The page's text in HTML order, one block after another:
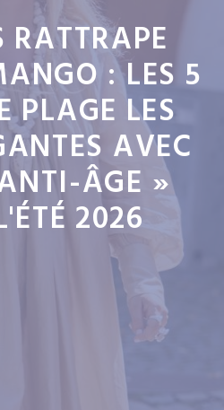
RATTRAPE
: LES 5
PLAGE LES
AVEC
ÂGE »
2026